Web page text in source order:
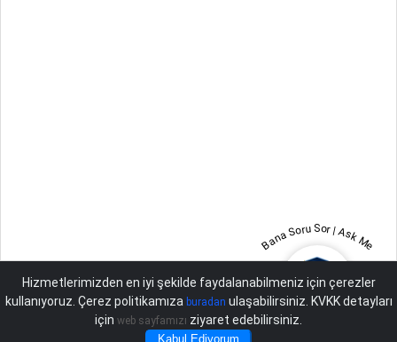
Hizmetlerimizden en iyi şekilde faydalanabilmeniz için çerezler
kullanıyoruz. Çerez politikamıza buradan ulaşabilirsiniz. KVKK detayları
için web sayfamızı ziyaret edebilirsiniz.
Kabul Ediyorum
Bana Soru Sor | Ask Me